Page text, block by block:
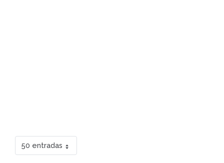
50 entradas